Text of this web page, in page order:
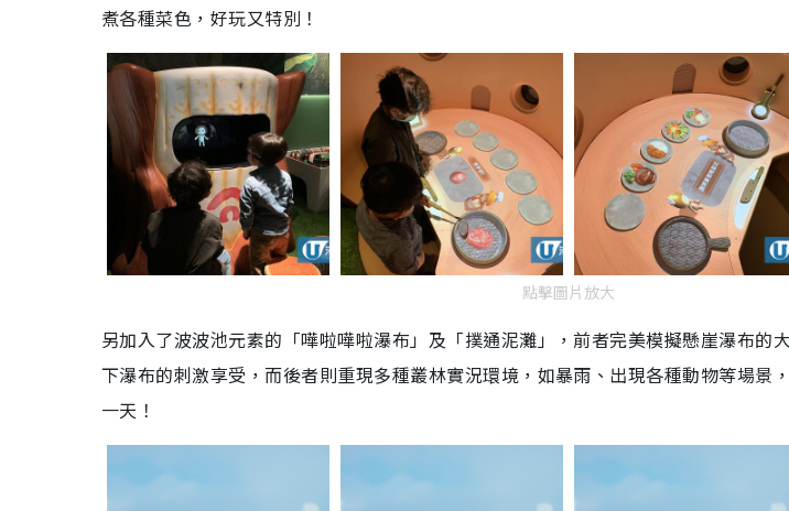
煮各種菜色，好玩又特別！
點擊圖片放大
另加入了波波池元素的「嘩啦嘩啦瀑布」及「撲通泥灘」，前者完美模擬懸崖瀑布的
下瀑布的刺激享受，而後者則重現多種叢林實況環境，如暴雨、出現各種動物等場景
一天！